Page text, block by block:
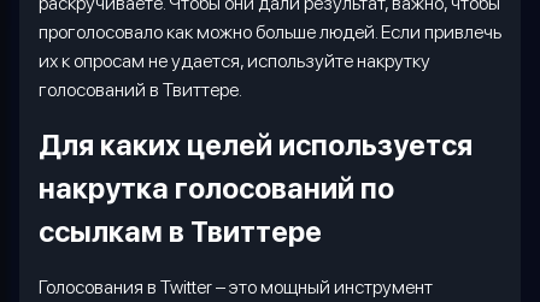
проголосовало как можно больше людей. Если привлечь
их к опросам не удается, используйте накрутку
голосований в Твиттере.
Для каких целей используется
накрутка голосований по
ссылкам в Твиттере
Голосования в Twitter– это мощный инструмент